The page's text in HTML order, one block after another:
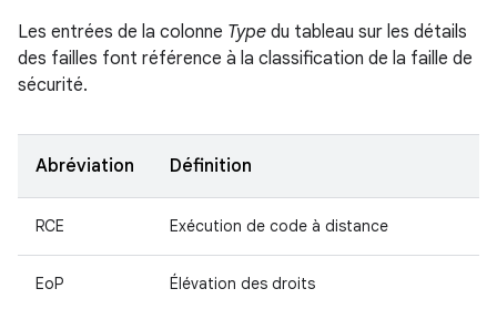
Les entrées de la colonne Type du tableau sur les détails
des failles font référence à la classification de la faille de
sécurité.
Abréviation Définition
RCE Exécution de code à distance
EoP Élévation des droits